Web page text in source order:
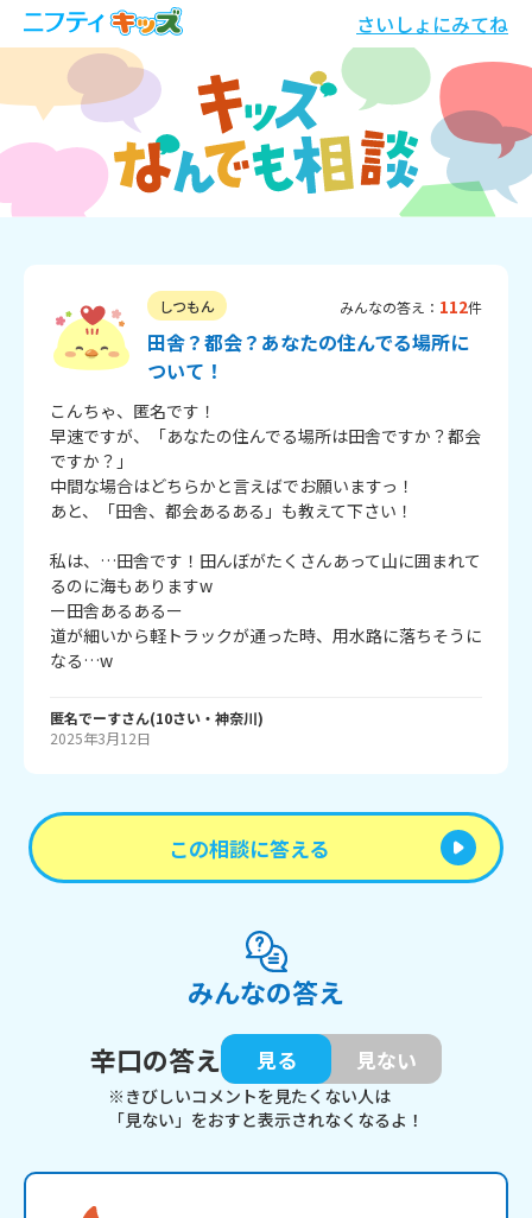
さいしょにみてね
しつもん みんなの答え： 112件
田舎？都会？あなたの住んでる場所に
ついて！
こんちゃ、匿名です！
早速ですが、「あなたの住んでる場所は田舎ですか？都会
ですか？」
中間な場合はどちらかと言えばでお願いますっ！
あと、「田舎、都会あるある」も教えて下さい！
私は、…田舎です！田んぼがたくさんあって山に囲まれて
るのに海もありますw
ー田舎あるあるー
道が細いから軽トラックが通った時、用水路に落ちそうに
なる…w
匿名でーすさん(10さい・ 神奈川)
2025年3月12日
この相談に答える
みんなの答え
辛口の答え
見る 見ない
※きびしいコメントを見たくない人は
「見ない」をおすと表示されなくなるよ！